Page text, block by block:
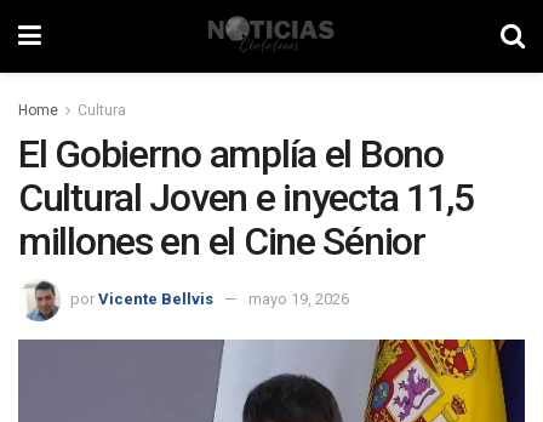
Home Cultura
El Gobierno amplía el Bono
Cultural Joven e inyecta 11,5
millones en el Cine Sénior
por Vicente Bellvis mayo 19, 2026